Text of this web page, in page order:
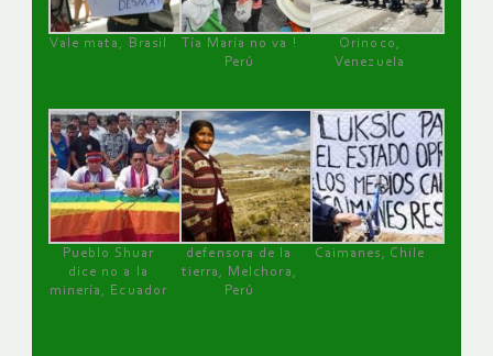
Vale mata, Brasil
Tía María no va !
Perú
Orinoco,
Venezuela
Pueblo Shuar
dice no a la
minería, Ecuador
defensora de la
tierra, Melchora,
Perú
Caimanes, Chile